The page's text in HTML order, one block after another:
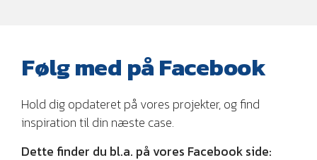
Følg med på Facebook
Hold dig opdateret på vores projekter, og find
inspiration til din næste case.
Dette finder du bl.a. på vores Facebook side: